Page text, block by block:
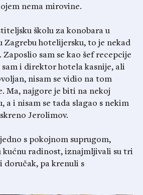
nema mirovine.
školu za konobara u
Zagrebu hotelijersku, to je nekad
sam se kao šef recepcije
sam i direktor hotela kasnije, ali
nisam se vidio na tom
Ma, najgore je biti na nekoj
a i nisam se tada slagao s nekim
Jerolimov.
s pokojnom suprugom,
kućnu radinost, iznajmljivali su tri
doručak, pa krenuli s